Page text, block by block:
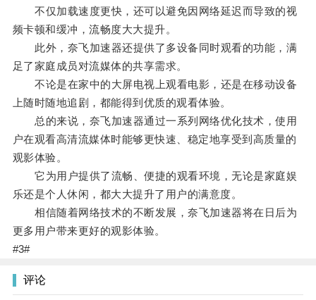
不仅加载速度更快，还可以避免因网络延迟而导致的视
频卡顿和缓冲，流畅度大大提升。
此外，奈飞加速器还提供了多设备同时观看的功能，满
足了家庭成员对流媒体的共享需求。
不论是在家中的大屏电视上观看电影，还是在移动设备
上随时随地追剧，都能得到优质的观看体验。
总的来说，奈飞加速器通过一系列网络优化技术，使用
户在观看高清流媒体时能够更快速、稳定地享受到高质量的
观影体验。
它为用户提供了流畅、便捷的观看环境，无论是家庭娱
乐还是个人休闲，都大大提升了用户的满意度。
相信随着网络技术的不断发展，奈飞加速器将在日后为
更多用户带来更好的观影体验。
#3#
评论